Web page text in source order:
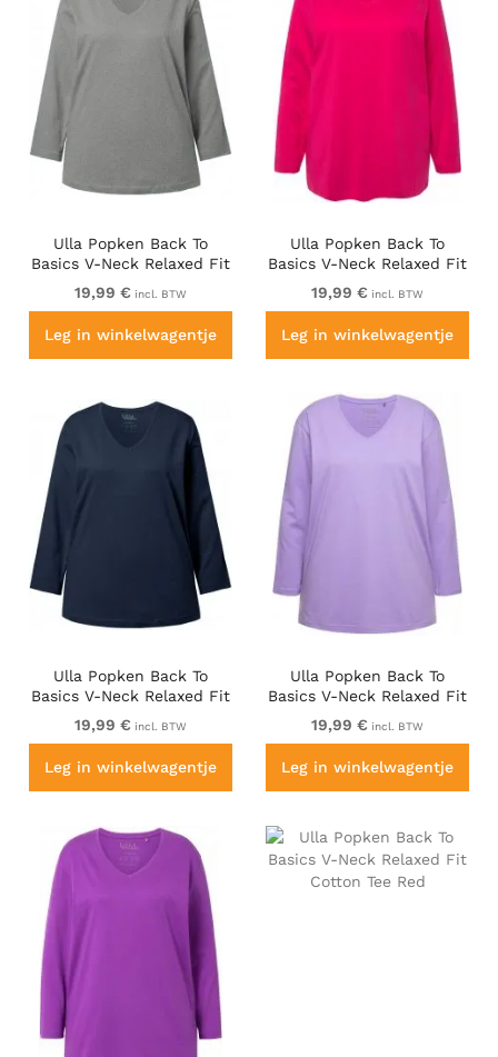
Ulla Popken Back To
Basics V-Neck Relaxed Fit
Cotton Tee Light Grey
Melange
19,99 € incl. BTW
Leg in winkelwagentje
Ulla Popken Back To
Basics V-Neck Relaxed Fit
Cotton Tee Magenta Pink
19,99 € incl. BTW
Leg in winkelwagentje
Ulla Popken Back To
Basics V-Neck Relaxed Fit
Cotton Tee Navy Blue
19,99 € incl. BTW
Leg in winkelwagentje
Ulla Popken Back To
Basics V-Neck Relaxed Fit
Cotton Tee Pale Lilac
19,99 € incl. BTW
Leg in winkelwagentje